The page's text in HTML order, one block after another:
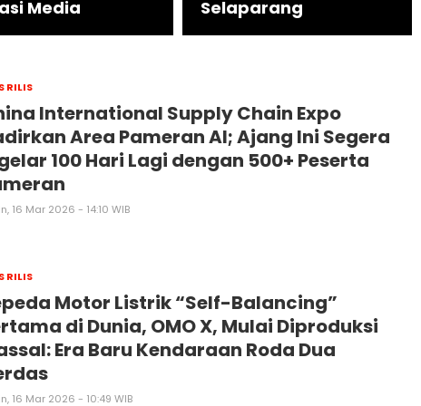
Media
Selaparang
RILIS
International Supply Chain Expo
Area Pameran AI; Ajang Ini Segera
100 Hari Lagi dengan 500+ Peserta
16 Mar 2026 - 14:10 WIB
RILIS
Motor Listrik “Self-Balancing”
di Dunia, OMO X, Mulai Diproduksi
Era Baru Kendaraan Roda Dua
16 Mar 2026 - 10:49 WIB